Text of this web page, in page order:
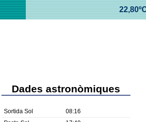
Dades astronòmiques
Sortida Sol
08:16